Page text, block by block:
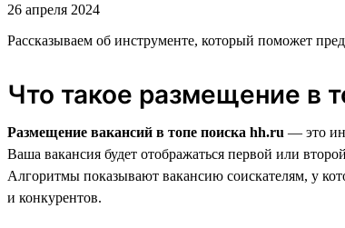
26 апреля 2024
Рассказываем об инструменте, который поможет
Что такое размещение в
Размещение вакансий в топе поиска hh.ru — это
Ваша вакансия будет отображаться первой или
Алгоритмы показывают вакансию соискателям, у
и конкурентов.